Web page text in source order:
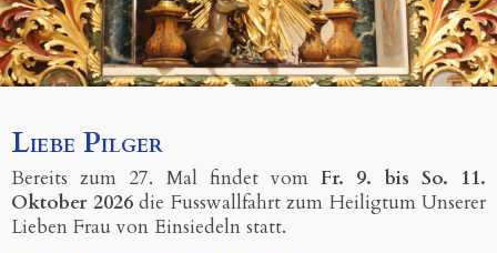
Liebe Pilger
Bereits zum 27. Mal findet vomFr. 9. bis So. 11.
Oktober 2026die Fusswallfahrt zum Heiligtum Unserer
Lieben Frau von Einsiedeln statt.